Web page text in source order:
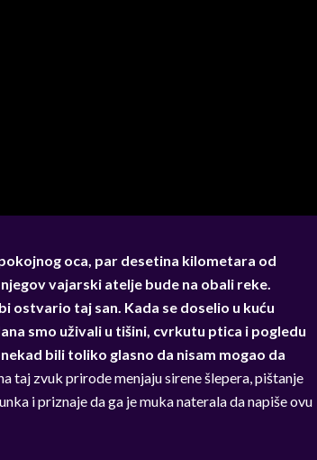
oca, par desetina kilometara od
vajarski atelje bude na obali reke.
ostvario taj san. Kada se doselio u kuću
smo uživali u tišini, cvrkutu ptica i pogledu
bili toliko glasno da nisam mogao da
taj zvuk prirode menjaju sirene šlepera, pištanje
i priznaje da ga je muka naterala da napiše ovu